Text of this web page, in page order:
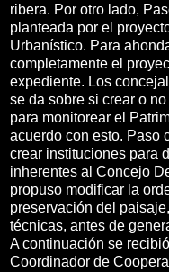
ribera. Por otro lado,
planteada por el
Urbanístico. Para
completamente el
expediente. Los
se da sobre si crear o
para monitorear el
acuerdo con esto. Paso
crear instituciones para
inherentes al Concejo
propuso modificar la
preservación del
técnicas, antes de
A continuación se
Coordinador de